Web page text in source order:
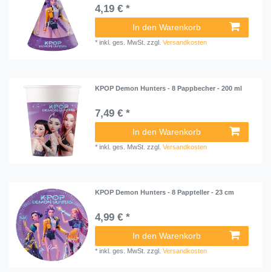
4,19 € *
In den Warenkorb
*inkl. ges. MwSt. zzgl.Versandkosten
KPOP Demon Hunters - 8 Pappbecher - 200 ml
7,49 € *
In den Warenkorb
*inkl. ges. MwSt. zzgl.Versandkosten
KPOP Demon Hunters - 8 Pappteller - 23 cm
4,99 € *
In den Warenkorb
*inkl. ges. MwSt. zzgl.Versandkosten